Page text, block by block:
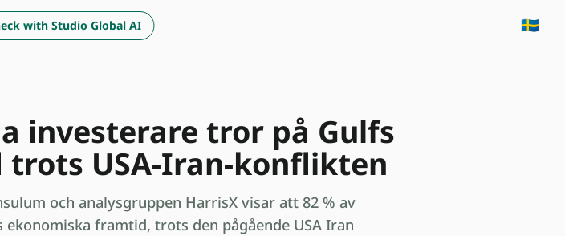
with Studio Global AI 🇸🇪
investerare tror på Gulfs
USA-Iran-konflikten
och analysgruppen HarrisX visar att 82 % av
framtid, trots den pågående USA Iran